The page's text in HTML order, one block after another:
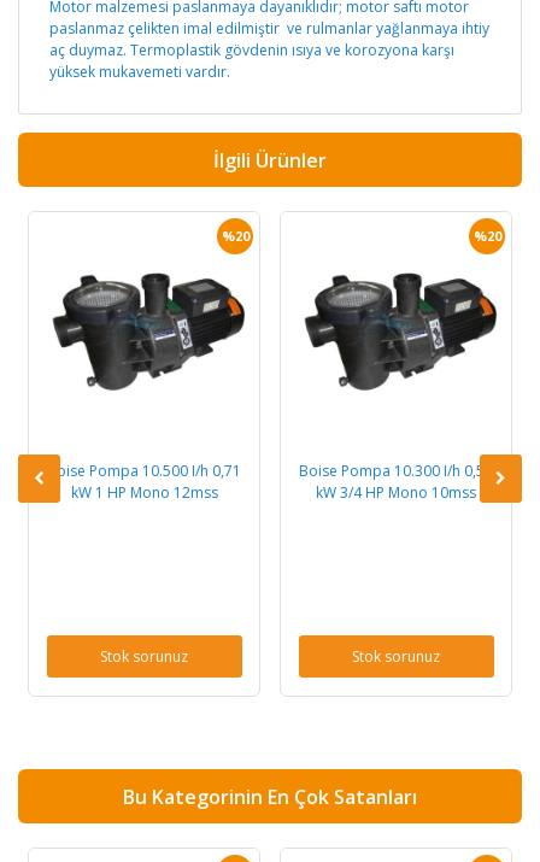
Motor malzemesi paslanmaya dayanıklıdır; motor saftı motor
paslanmaz çelikten imal edilmiştir ve rulmanlar yağlanmaya ihtiy
aç duymaz. Termoplastik gövdenin ısıya ve korozyona karşı
yüksek mukavemeti vardır.
İlgili Ürünler
%20
Boise Pompa 10.500 I/h 0,71
kW 1 HP Mono 12mss
Stok sorunuz
%20
Boise Pompa 10.300 I/h 0,52
kW 3/4 HP Mono 10mss
Stok sorunuz
Bu Kategorinin En Çok Satanları